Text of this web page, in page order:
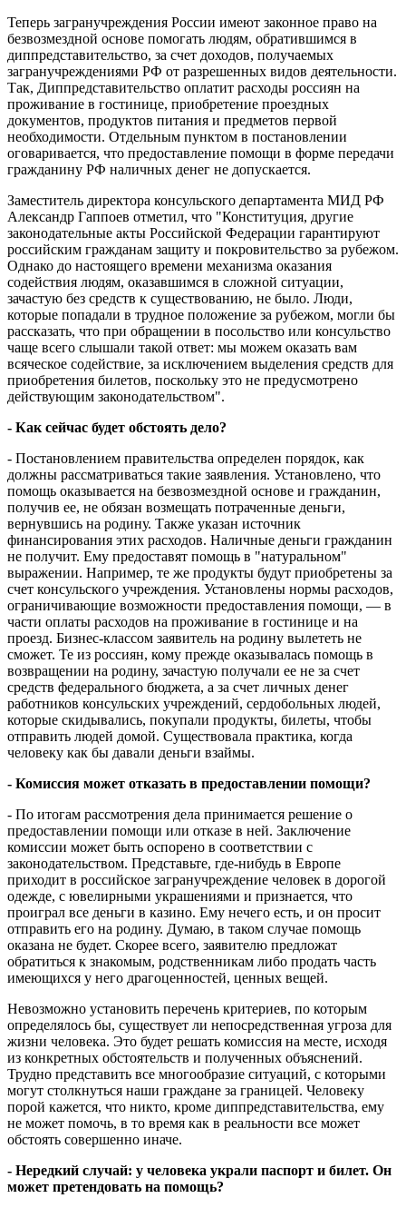
Теперь загранучреждения России имеют законное право на
безвозмездной основе помогать людям, обратившимся в
диппредставительство, за счет доходов, получаемых
загранучреждениями РФ от разрешенных видов деятельности.
Так, Диппредставительство оплатит расходы россиян на
проживание в гостинице, приобретение проездных
документов, продуктов питания и предметов первой
необходимости. Отдельным пунктом в постановлении
оговаривается, что предоставление помощи в форме передачи
гражданину РФ наличных денег не допускается.
Заместитель директора консульского департамента МИД РФ
Александр Гаппоев отметил, что "Конституция, другие
законодательные акты Российской Федерации гарантируют
российским гражданам защиту и покровительство за рубежом.
Однако до настоящего времени механизма оказания
содействия людям, оказавшимся в сложной ситуации,
зачастую без средств к существованию, не было. Люди,
которые попадали в трудное положение за рубежом, могли бы
рассказать, что при обращении в посольство или консульство
чаще всего слышали такой ответ: мы можем оказать вам
всяческое содействие, за исключением выделения средств для
приобретения билетов, поскольку это не предусмотрено
действующим законодательством".
- Как сейчас будет обстоять дело?
- Постановлением правительства определен порядок, как
должны рассматриваться такие заявления. Установлено, что
помощь оказывается на безвозмездной основе и гражданин,
получив ее, не обязан возмещать потраченные деньги,
вернувшись на родину. Также указан источник
финансирования этих расходов. Наличные деньги гражданин
не получит. Ему предоставят помощь в "натуральном"
выражении. Например, те же продукты будут приобретены за
счет консульского учреждения. Установлены нормы расходов,
ограничивающие возможности предоставления помощи, — в
части оплаты расходов на проживание в гостинице и на
проезд. Бизнес-классом заявитель на родину вылететь не
сможет. Те из россиян, кому прежде оказывалась помощь в
возвращении на родину, зачастую получали ее не за счет
средств федерального бюджета, а за счет личных денег
работников консульских учреждений, сердобольных людей,
которые скидывались, покупали продукты, билеты, чтобы
отправить людей домой. Существовала практика, когда
человеку как бы давали деньги взаймы.
- Комиссия может отказать в предоставлении помощи?
- По итогам рассмотрения дела принимается решение о
предоставлении помощи или отказе в ней. Заключение
комиссии может быть оспорено в соответствии с
законодательством. Представьте, где-нибудь в Европе
приходит в российское загранучреждение человек в дорогой
одежде, с ювелирными украшениями и признается, что
проиграл все деньги в казино. Ему нечего есть, и он просит
отправить его на родину. Думаю, в таком случае помощь
оказана не будет. Скорее всего, заявителю предложат
обратиться к знакомым, родственникам либо продать часть
имеющихся у него драгоценностей, ценных вещей.
Невозможно установить перечень критериев, по которым
определялось бы, существует ли непосредственная угроза для
жизни человека. Это будет решать комиссия на месте, исходя
из конкретных обстоятельств и полученных объяснений.
Трудно представить все многообразие ситуаций, с которыми
могут столкнуться наши граждане за границей. Человеку
порой кажется, что никто, кроме диппредставительства, ему
не может помочь, в то время как в реальности все может
обстоять совершенно иначе.
- Нередкий случай: у человека украли паспорт и билет. Он
может претендовать на помощь?